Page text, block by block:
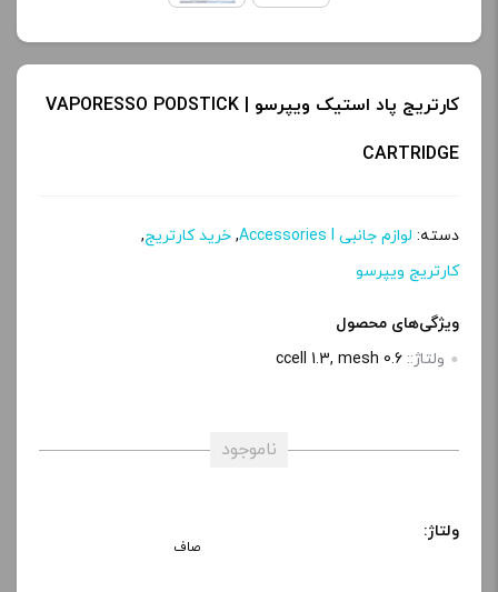
ک
پ
کارتریج پاد استیک ویپرسو | VAPORESSO PODSTICK
CARTRIDGE
دسته: لوازم جانبی Accessories l , خرید کارتریج,
کارتریج ویپرسو
ویژگی‌های محصول
ولتاژ:: ccell 1.3, mesh 0.6
ناموجود
ولتاژ:
صاف